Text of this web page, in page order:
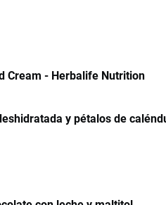
Cream - Herbalife Nutrition
y pétalos de